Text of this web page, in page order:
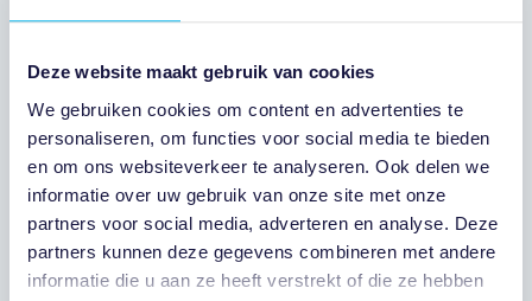
Deze website maakt gebruik van cookies
We gebruiken cookies om content en advertenties te
personaliseren, om functies voor social media te bieden
en om ons websiteverkeer te analyseren. Ook delen we
informatie over uw gebruik van onze site met onze
partners voor social media, adverteren en analyse. Deze
partners kunnen deze gegevens combineren met andere
informatie die u aan ze heeft verstrekt of die ze hebben
Privacy(Vereist)
Ik ga akkoord met het privacybeleid